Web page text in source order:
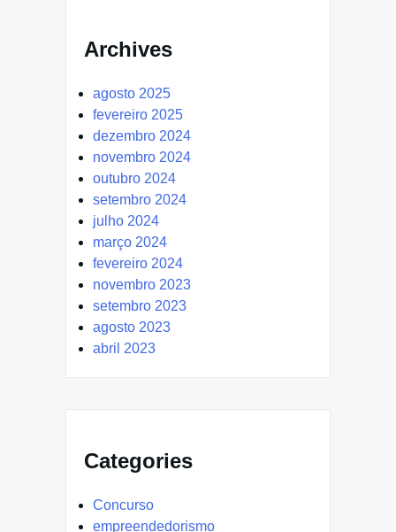
Archives
agosto 2025
fevereiro 2025
dezembro 2024
novembro 2024
outubro 2024
setembro 2024
julho 2024
março 2024
fevereiro 2024
novembro 2023
setembro 2023
agosto 2023
abril 2023
Categories
Concurso
empreendedorismo